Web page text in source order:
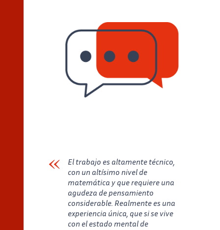
El trabajo es altamente técnico,
con un altísimo nivel de
matemática y que requiere una
agudeza de pensamiento
considerable. Realmente es una
experiencia única, que si se vive
con el estado mental de